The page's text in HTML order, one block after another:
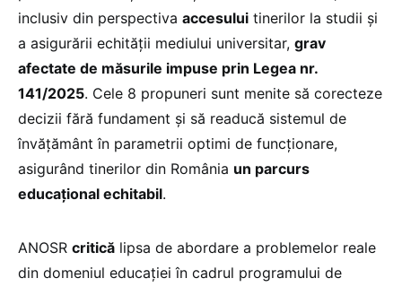
inclusiv din perspectiva accesului tinerilor la studii și
a asigurării echității mediului universitar, grav
afectate de măsurile impuse prin Legea nr.
141/2025. Cele 8 propuneri sunt menite să corecteze
decizii fără fundament și să readucă sistemul de
învățământ în parametrii optimi de funcționare,
asigurând tinerilor din România un parcurs
educațional echitabil.
ANOSR critică lipsa de abordare a problemelor reale
din domeniul educației în cadrul programului de